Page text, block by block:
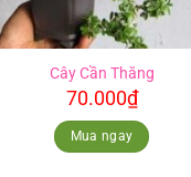
Cây Cần Thăng
70.000₫
Mua ngay